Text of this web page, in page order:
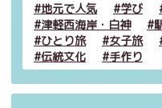
地元で人気 学び
津軽西海岸・白神
ひとり旅
女子旅
伝統文化
手作り